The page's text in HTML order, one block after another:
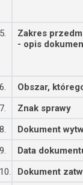
5.
Zakres
- opis
6.
Obszar,
7.
Znak sprawy
8.
Dokument
9.
Data
10.
Dokument